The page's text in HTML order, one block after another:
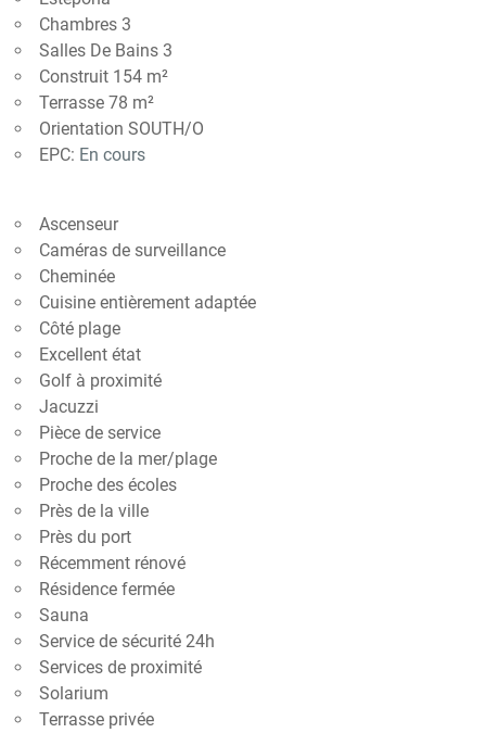
Chambres 3
Salles De Bains 3
Construit 154 m²
Terrasse 78 m²
Orientation SOUTH/O
EPC: En cours
Ascenseur
Caméras de surveillance
Cheminée
Cuisine entièrement adaptée
Côté plage
Excellent état
Golf à proximité
Jacuzzi
Pièce de service
Proche de la mer/plage
Proche des écoles
Près de la ville
Près du port
Récemment rénové
Résidence fermée
Sauna
Service de sécurité 24h
Services de proximité
Solarium
Terrasse privée